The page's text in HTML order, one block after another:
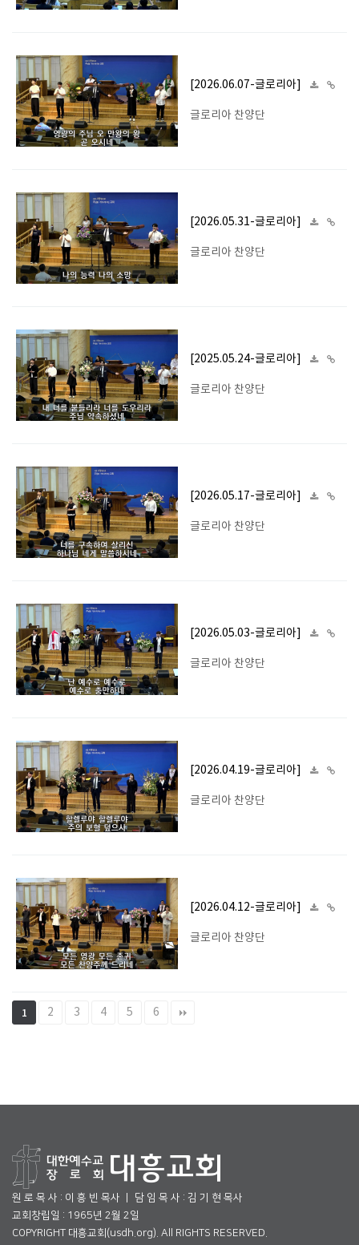
[2026.06.07-글로리아]
글로리아 찬양단
[2026.05.31-글로리아]
글로리아 찬양단
[2025.05.24-글로리아]
글로리아 찬양단
[2026.05.17-글로리아]
글로리아 찬양단
[2026.05.03-글로리아]
글로리아 찬양단
[2026.04.19-글로리아]
글로리아 찬양단
[2026.04.12-글로리아]
글로리아 찬양단
1 2 3 4 5 6
원 로 목 사 : 이 흥 빈 목사 ㅣ 담 임 목 사 : 김 기 현 목사
교회창립일 : 1965년 2월 2일
COPYRIGHT 대흥교회(usdh.org). All RIGHTS RESERVED.